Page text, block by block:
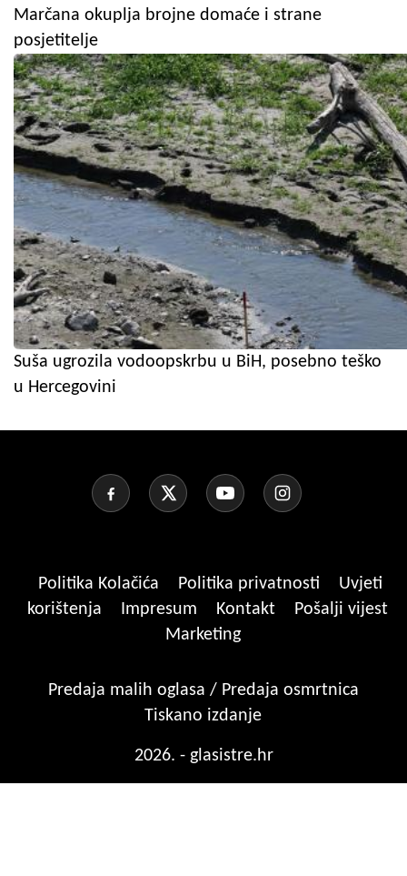
Marčana okuplja brojne domaće i strane
posjetitelje
Suša ugrozila vodoopskrbu u BiH, posebno teško
u Hercegovini
Politika Kolačića Politika privatnosti
Uvjeti
korištenja
Impresum Kontakt
Pošalji vijest
Marketing
Predaja malih oglasa / Predaja osmrtnica
Tiskano izdanje
2026. - glasistre.hr